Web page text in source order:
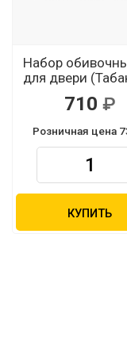
Набор
для двери
710
Розничная цена
КУПИТЬ